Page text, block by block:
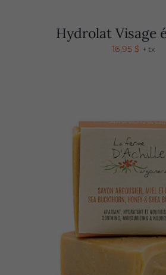
Hydrolat Visage
16,95 $ + tx